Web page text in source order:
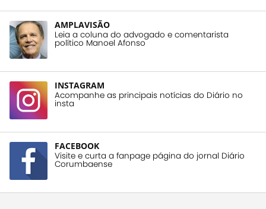
AMPLAVISÃO
Leia a coluna do advogado e comentarista
político Manoel Afonso
INSTAGRAM
Acompanhe as principais notícias do Diário no
insta
FACEBOOK
Visite e curta a fanpage página do jornal Diário
Corumbaense